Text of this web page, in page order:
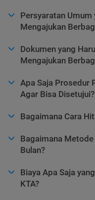
Persyaratan Umum
Mengajukan
Dokumen yang
Mengajukan
Apa Saja Prosedur
Agar Bisa Disetujui?
Bagaimana Cara
Bagaimana
Bulan?
Biaya Apa Saja
KTA?